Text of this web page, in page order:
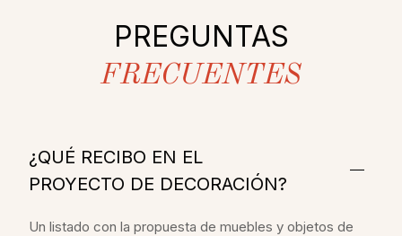
PREGUNTAS
FRECUENTES
¿QUÉ RECIBO EN EL
PROYECTO DE DECORACIÓN?
Un listado con la propuesta de muebles y objetos de